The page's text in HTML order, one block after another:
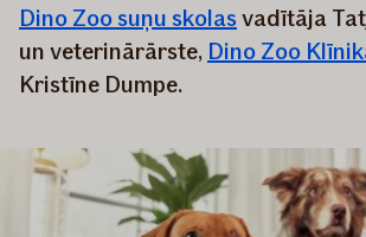
Dino Zoo suņu skolasvadītāja
un veterinārārste, Dino Zoo
Kristīne Dumpe.